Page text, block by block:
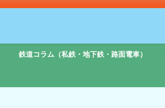
鉄道コラム（私鉄・地下鉄・路面電車）